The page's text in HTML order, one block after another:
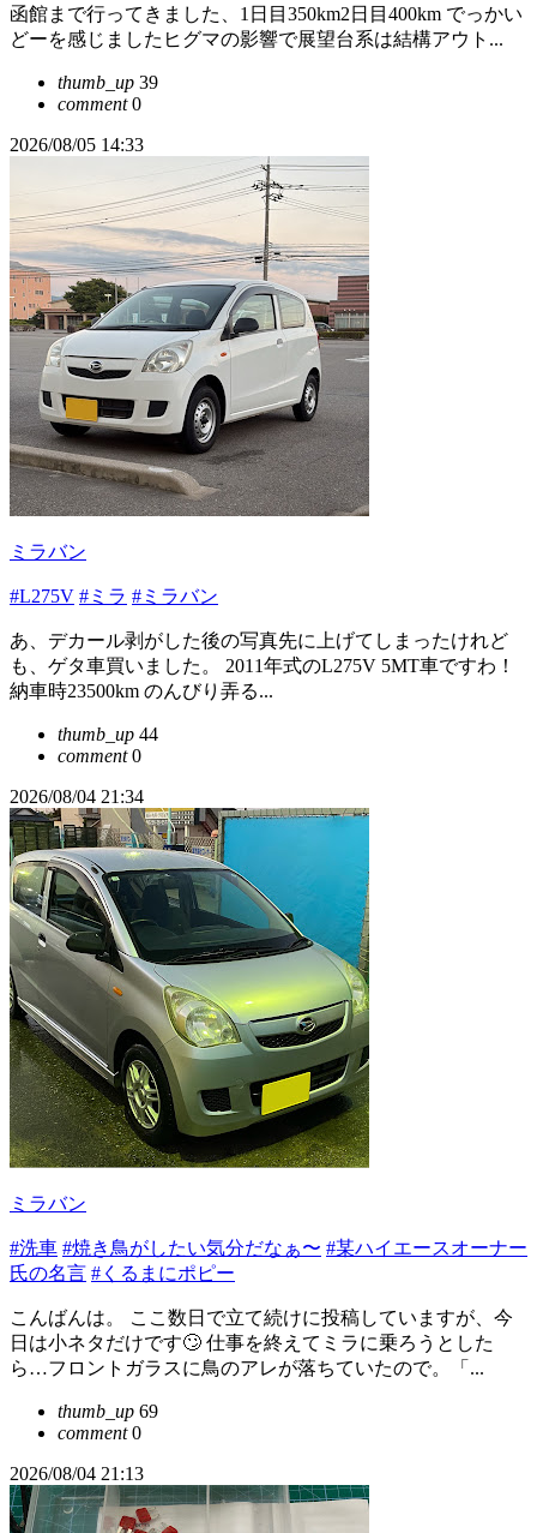
函館まで行ってきました、1日目350km2日目400km でっかい
どーを感じましたヒグマの影響で展望台系は結構アウト...
thumb_up 39
comment0
2026/08/05 14:33
ミラバン
#L275V #ミラ #ミラバン
あ、デカール剥がした後の写真先に上げてしまったけれど
も、ゲタ車買いました。 2011年式のL275V 5MT車ですわ！
納車時23500km のんびり弄る...
thumb_up 44
comment0
2026/08/04 21:34
ミラバン
#洗車 #焼き鳥がしたい気分だなぁ〜 #某ハイエースオーナー
氏の名言 #くるまにポピー
こんばんは。 ここ数日で立て続けに投稿していますが、今
日は小ネタだけです🙄 仕事を終えてミラに乗ろうとした
ら…フロントガラスに鳥のアレが落ちていたので。「...
thumb_up 69
comment0
2026/08/04 21:13